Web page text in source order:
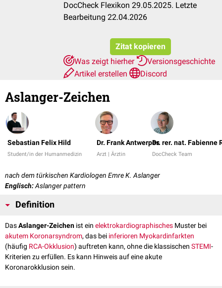
DocCheck Flexikon 29.05.2025. Letzte
Bearbeitung 22.04.2026
Zitat kopieren
Was zeigt hierher
Versionsgeschichte
Artikel erstellen
Discord
Aslanger-Zeichen
Sebastian Felix Hild
Student/in der Humanmedizin
Dr. Frank Antwerpes
Arzt | Ärztin
Dr. rer. nat. Fabienne
DocCheck Team
nach dem türkischen Kardiologen Emre K. Aslanger
Englisch:Aslanger pattern
Definition
DasAslanger-Zeichen ist ein elektrokardiographisches Muster bei
akutem Koronarsyndrom, das bei inferioren Myokardinfarkten
(häufig RCA-Okklusion) auftreten kann, ohne die klassischen STEMI-
Kriterien zu erfüllen. Es kann Hinweis auf eine akute
Koronarokklusion sein.